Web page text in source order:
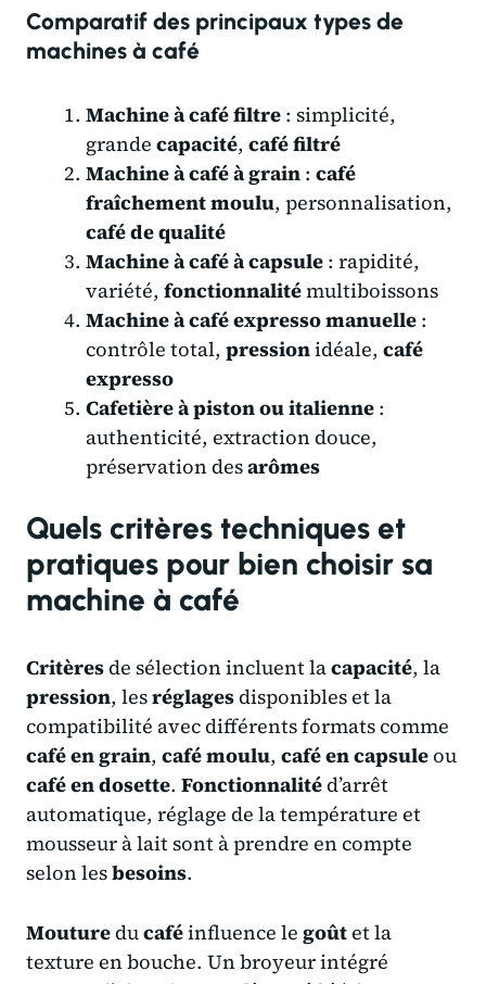
Comparatif des principaux types de
machines à café
Machine à café filtre: simplicité,
grande capacité, café filtré
Machine à café à grain: café
fraîchement moulu, personnalisation,
café de qualité
Machine à café à capsule: rapidité,
variété, fonctionnalitémultiboissons
Machine à café expresso manuelle:
contrôle total, pressionidéale, café
expresso
Cafetière à piston ou italienne:
authenticité, extraction douce,
préservation desarômes
Quels critères techniques et
pratiques pour bien choisir sa
machine à café
Critèresde sélection incluent lacapacité, la
pression, lesréglagesdisponibles et la
compatibilité avec différents formats comme
café en grain, café moulu, café en capsuleou
café en dosette. Fonctionnalitéd’arrêt
automatique, réglage de la température et
mousseur à lait sont à prendre en compte
selon lesbesoins.
Moutureducaféinfluence le goûtet la
texture en bouche. Un broyeur intégré